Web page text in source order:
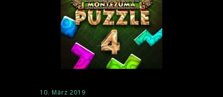
10. März 2019